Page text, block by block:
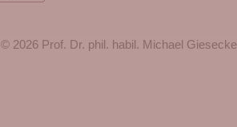
© 2026 Prof. Dr. phil. habil. Michael Giesecke